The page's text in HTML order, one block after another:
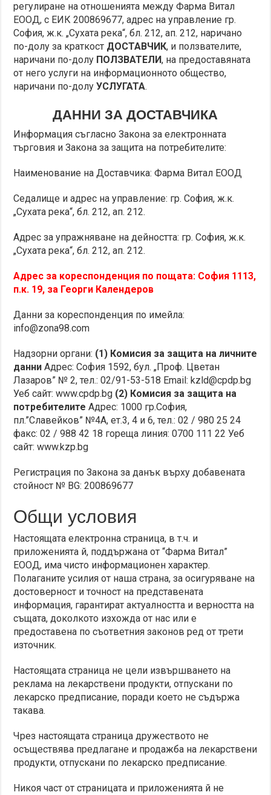
регулиране на отношенията между Фарма Витал
ЕООД, с ЕИК 200869677, адрес на управление гр.
София, ж.к. „Сухата река“, бл. 212, ап. 212, наричано
по-долу за краткост ДОСТАВЧИК, и ползвателите,
наричани по-долу ПОЛЗВАТЕЛИ, на предоставяната
от него услуги на информационното общество,
наричани по-долуУСЛУГАТА.
ДАННИ ЗА ДОСТАВЧИКА
Информация съгласно Закона за електронната
търговия и Закона за защита на потребителите:
Наименование на Доставчика: Фарма Витал ЕООД
Седалище и адрес на управление: гр. София, ж.к.
„Сухата река“, бл. 212, ап. 212.
Адрес за упражняване на дейността: гр. София, ж.к.
„Сухата река“, бл. 212, ап. 212.
Адрес за кореспонденция по пощата: София 1113,
п.к. 19, за Георги Календеров
Данни за кореспонденция по имейла:
info@zona98.com
Надзорни органи: (1) Комисия за защита на личните
данниАдрес: София 1592, бул. „Проф. Цветан
Лазаров” № 2, тел.: 02/91-53-518 Email: kzld@cpdp.bg
Уеб сайт: www.cpdp.bg (2) Комисия за защита на
потребителитеАдрес: 1000 гр.София,
пл.”Славейков” №4А, ет.3, 4 и 6, тел.: 02 / 980 25 24
факс: 02 / 988 42 18 гореща линия: 0700 111 22 Уеб
сайт: www.kzp.bg
Регистрация по Закона за данък върху добавената
стойност № BG: 200869677
Общи условия
Настоящата електронна страница, в т.ч. и
приложенията й, поддържана от “Фарма Витал”
ЕООД, има чисто информационен характер.
Полаганите усилия от наша страна, за осигуряване на
достоверност и точност на представената
информация, гарантират актуалността и верността на
същата, доколкото изхожда от нас или е
предоставена по съответния законов ред от трети
източник.
Настоящата страница не цели извършването на
реклама на лекарствени продукти, отпускани по
лекарско предписание, поради което не съдържа
такава.
Чрез настоящата страница дружеството не
осъществява предлагане и продажба на лекарствени
продукти, отпускани по лекарско предписание.
Никоя част от страницата и приложенията й не